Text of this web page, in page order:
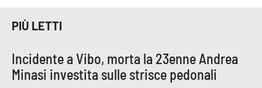
PIÙ LETTI
Incidente a Vibo, morta la 23enne Andrea
Minasi investita sulle strisce pedonali